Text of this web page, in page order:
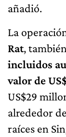
añadió.
La
Rat, también
incluidos
valor de
US$29
alrededor
raíces en